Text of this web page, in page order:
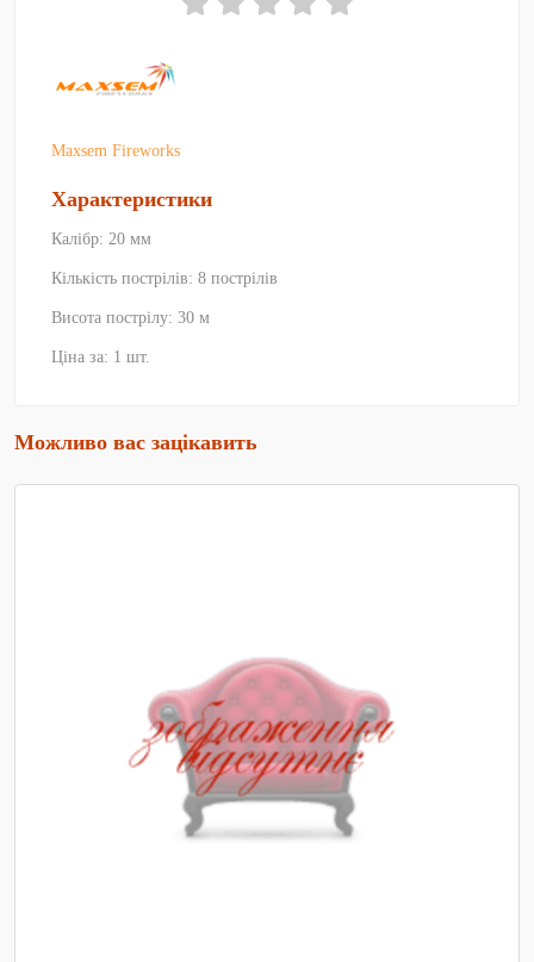
Maxsem Fireworks
Характеристики
Калібр: 20 мм
Кількість пострілів: 8 пострілів
Висота пострілу: 30 м
Ціна за: 1 шт.
Можливо вас зацікавить